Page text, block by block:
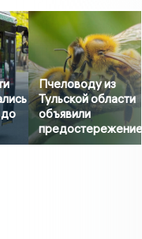
до
Пчеловоду из
Тульской области
объявили
предостережение